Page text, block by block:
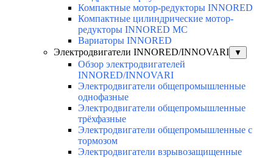
Компактные мотор-редукторы INNORED
Компактные цилиндрические мотор-
редукторы INNORED MC
Вариаторы INNORED
Электродвигатели INNORED/INNOVARI
▼
Обзор электродвигателей
INNORED/INNOVARI
Электродвигатели общепромышленные
однофазные
Электродвигатели общепромышленные
трёхфазные
Электродвигатели общепромышленные с
тормозом
Электродвигатели взрывозащищенные